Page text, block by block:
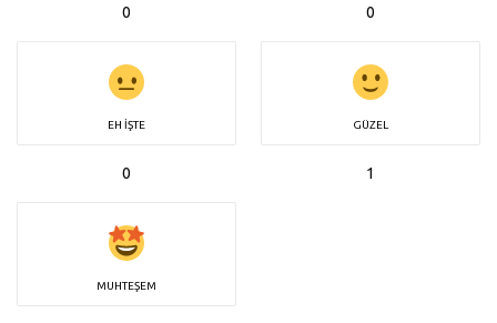
0 0
EH İŞTE
0
GÜZEL
1
MUHTEŞEM